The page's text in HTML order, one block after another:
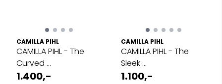
CAMILLA PIHL
CAMILLA PIHL - The
Curved ...
1.400,-
CAMILLA PIHL
CAMILLA PIHL - The
Sleek ...
1.100,-